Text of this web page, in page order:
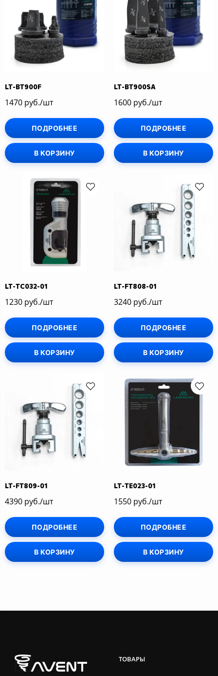
LT-BT900F
1470 руб./шт
ПОДРОБНЕЕ
В КОРЗИНУ
LT-BT900SA
1600 руб./шт
ПОДРОБНЕЕ
В КОРЗИНУ
LT-TC032-01
1230 руб./шт
ПОДРОБНЕЕ
В КОРЗИНУ
LT-FT808-01
3240 руб./шт
ПОДРОБНЕЕ
В КОРЗИНУ
LT-FT809-01
4390 руб./шт
ПОДРОБНЕЕ
В КОРЗИНУ
LT-TE023-01
1550 руб./шт
ПОДРОБНЕЕ
В КОРЗИНУ
ТОВАРЫ